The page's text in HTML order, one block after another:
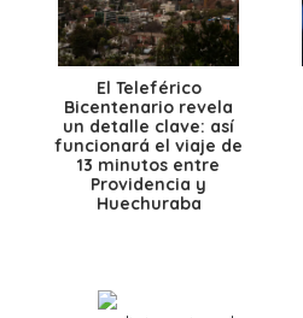
El Teleférico
Bicentenario revela
un detalle clave: así
funcionará el viaje de
13 minutos entre
Providencia y
Huechuraba